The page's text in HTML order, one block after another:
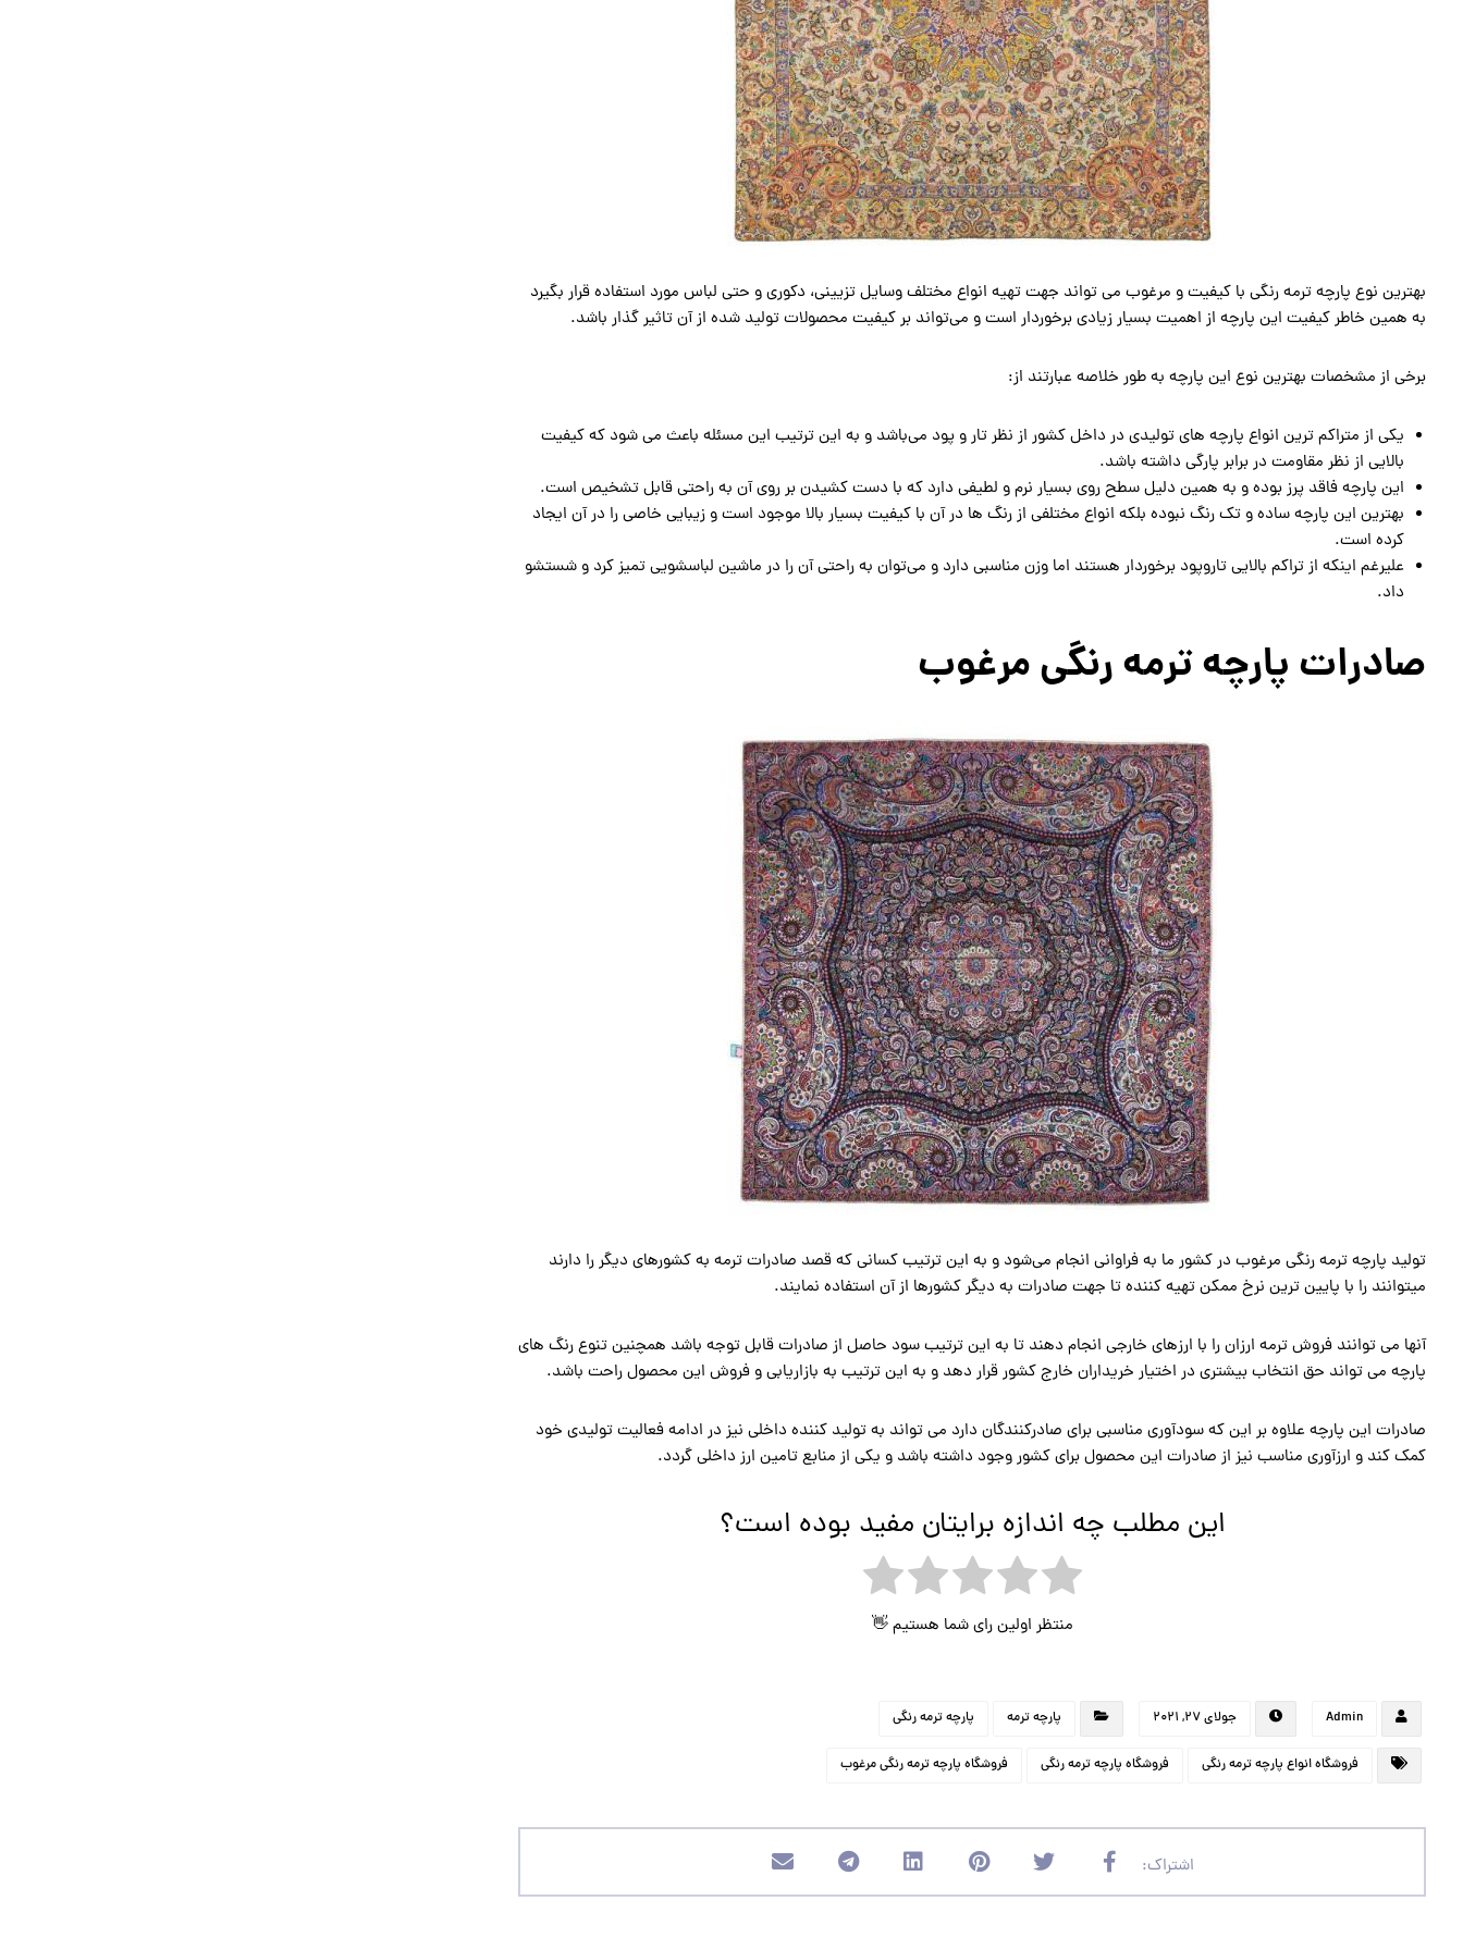
بهترین نوع پارچه ترمه رنگی با کیفیت و مرغوب می تواند جهت تهیه انواع مختلف وسایل تزیینی، دکوری و حتی لباس مورد استفاده قرار بگیرد
به همین خاطر کیفیت این پارچه از اهمیت بسیار زیادی برخوردار است و می‌تواند بر کیفیت محصولات تولید شده از آن تاثیر گذار باشد.
برخی از مشخصات بهترین نوع این پارچه به طور خلاصه عبارتند از:
یکی از متراکم ترین انواع پارچه های تولیدی در داخل کشور از نظر تار و پود می‌باشد و به این ترتیب این مسئله باعث می شود که کیفیت
بالایی از نظر مقاومت در برابر پارگی داشته باشد.
این پارچه فاقد پرز بوده و به همین دلیل سطح روی بسیار نرم و لطیفی دارد که با دست کشیدن بر روی آن به راحتی قابل تشخیص است.
بهترین این پارچه ساده و تک رنگ نبوده بلکه انواع مختلفی از رنگ ها در آن با کیفیت بسیار بالا موجود است و زیبایی خاصی را در آن ایجاد
کرده است.
علیرغم اینکه از تراکم بالایی تاروپود برخوردار هستند اما وزن مناسبی دارد و می‌توان به راحتی آن را در ماشین لباسشویی تمیز کرد و شستشو
داد.
صادرات پارچه ترمه رنگی مرغوب
تولید پارچه ترمه رنگی مرغوب در کشور ما به فراوانی انجام می‌شود و به این ترتیب کسانی که قصد صادرات ترمه به کشورهای دیگر را دارند
میتوانند را با پایین ترین نرخ ممکن تهیه کننده تا جهت صادرات به دیگر کشورها از آن استفاده نمایند.
آنها می توانند فروش ترمه ارزان را با ارزهای خارجی انجام دهند تا به این ترتیب سود حاصل از صادرات قابل توجه باشد همچنین تنوع رنگ های
پارچه می تواند حق انتخاب بیشتری در اختیار خریداران خارج کشور قرار دهد و به این ترتیب به بازاریابی و فروش این محصول راحت باشد.
صادرات این پارچه علاوه بر این که سودآوری مناسبی برای صادرکنندگان دارد می تواند به تولید کننده داخلی نیز در ادامه فعالیت تولیدی خود
کمک کند و ارزآوری مناسب نیز از صادرات این محصول برای کشور وجود داشته باشد و یکی از منابع تامین ارز داخلی گردد.
این مطلب چه اندازه برایتان مفید بوده است؟
منتظر اولین رای شما هستیم 👋
Admin جولای ۲۷, ۲۰۲۱ پارچه ترمه پارچه ترمه رنگی
فروشگاه انواع پارچه ترمه رنگی فروشگاه پارچه ترمه رنگی فروشگاه پارچه ترمه رنگی مرغوب